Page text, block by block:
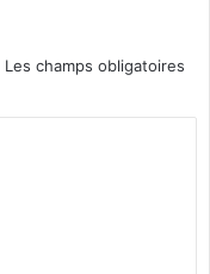
Les champs obligatoires